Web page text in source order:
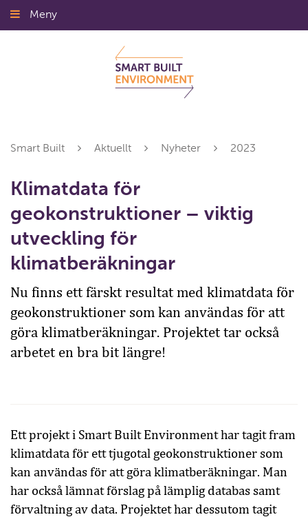
Gå
till
Meny
Smart Built Aktuellt Nyheter 2023
Klimatdata för
geokonstruktioner – viktig
utveckling för
klimatberäkningar
Nu finns ett färskt resultat med klimatdata för
geokonstruktioner som kan användas för att
göra klimatberäkningar. Projektet tar också
arbetet en bra bit längre!
Ett projekt i Smart Built Environment har tagit fram
klimatdata för ett tjugotal geokonstruktioner som
kan användas för att göra klimatberäkningar. Man
har också lämnat förslag på lämplig databas samt
förvaltning av data. Projektet har dessutom tagit